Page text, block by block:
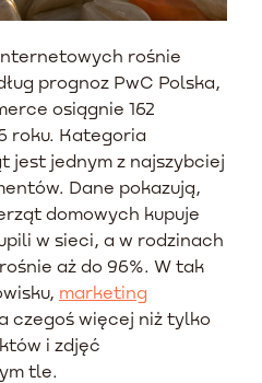
rośnie
prognoz PwC Polska,
osiągnie 162
roku. Kategoria
jest jednym z najszybciej
Dane pokazują,
domowych kupuje
w sieci, a w rodzinach
aż do 96%. W tak
marketing
czegoś więcej niż tylko
i zdjęć
tle.